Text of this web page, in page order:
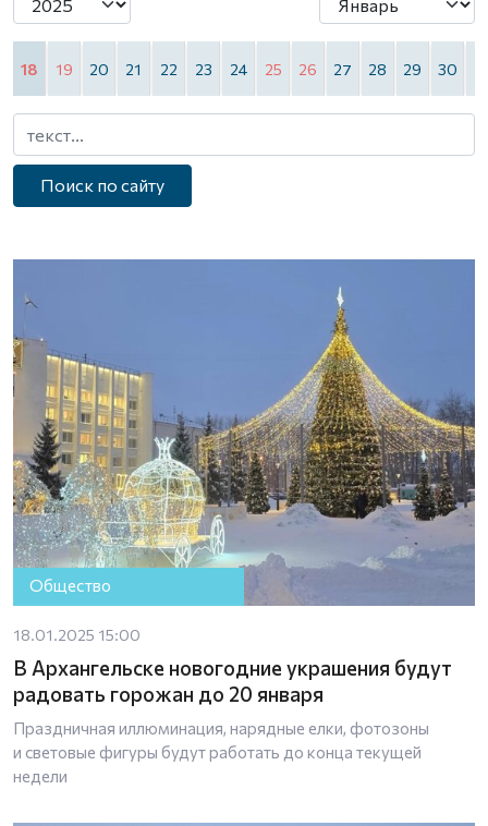
18 19 20 21 22 23 24 25 26 27 28 29 30
Поиск по сайту
Общество
18.01.2025 15:00
В Архангельске новогодние украшения будут
радовать горожан до 20 января
Праздничная иллюминация, нарядные елки, фотозоны
и световые фигуры будут работать до конца текущей
недели